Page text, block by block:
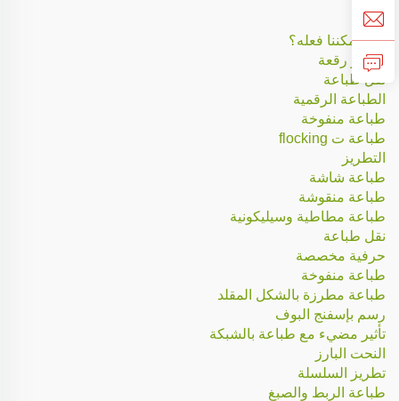
ماذا يمكننا فعله؟
تطريز رقعة
نقل طباعة
الطباعة الرقمية
طباعة منفوخة
طباعة ت flocking
التطريز
طباعة شاشة
طباعة منقوشة
طباعة مطاطية وسيليكونية
نقل طباعة
حرفية مخصصة
طباعة منفوخة
طباعة مطرزة بالشكل المقلد
رسم بإسفنج البوف
تأثير مضيء مع طباعة بالشبكة
النحت البارز
تطريز السلسلة
طباعة الربط والصبغ